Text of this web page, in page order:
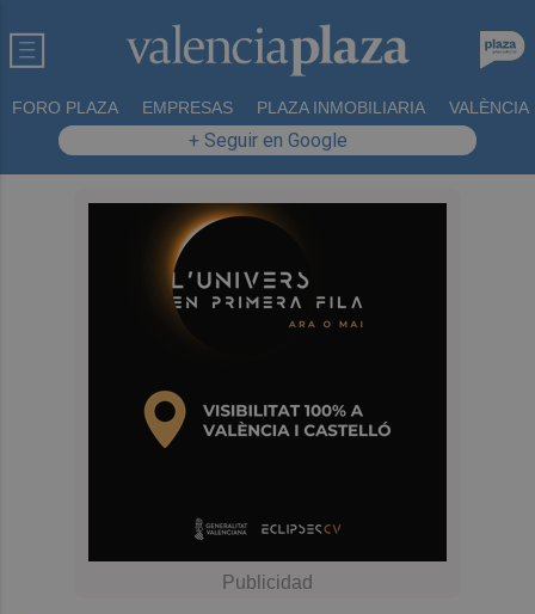
FORO PLAZA EMPRESAS PLAZA INMOBILIARIA VALÈNCIA
+ Seguir en Google